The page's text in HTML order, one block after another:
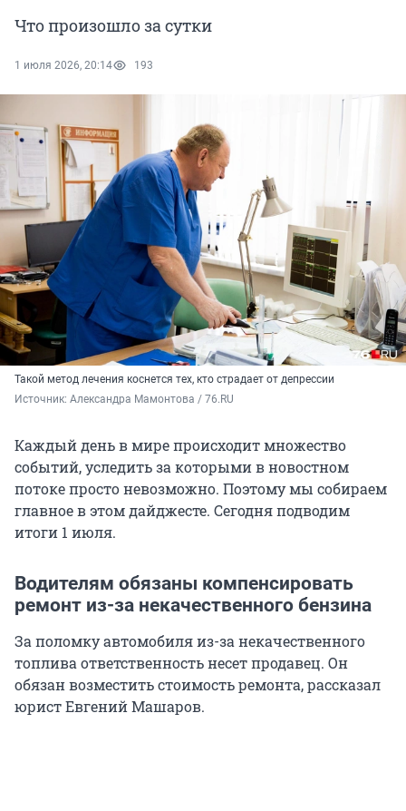
Что произошло за сутки
1 июля 2026, 20:14 193
Такой метод лечения коснется тех, кто страдает от депрессии
Источник: Александра Мамонтова / 76.RU
Каждый день в мире происходит множество
событий, уследить за которыми в новостном
потоке просто невозможно. Поэтому мы собираем
главное в этом дайджесте. Сегодня подводим
итоги 1 июля.
Водителям обязаны компенсировать
ремонт из-за некачественного бензина
За поломку автомобиля из-за некачественного
топлива ответственность несет продавец. Он
обязан возместить стоимость ремонта, рассказал
юрист Евгений Машаров.